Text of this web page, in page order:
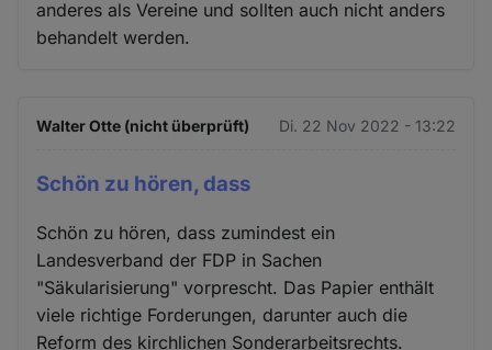
anderes als Vereine und sollten auch nicht anders
behandelt werden.
Walter Otte (nicht überprüft) Di. 22 Nov 2022 - 13:22
Schön zu hören, dass
Schön zu hören, dass zumindest ein
Landesverband der FDP in Sachen
"Säkularisierung" vorprescht. Das Papier enthält
viele richtige Forderungen, darunter auch die
Reform des kirchlichen Sonderarbeitsrechts.
und
Cookies